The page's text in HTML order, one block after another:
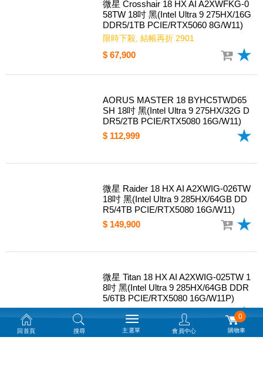
微星 Crosshair 18 HX AI A2XWFKG-0
58TW 18吋 黑(Intel Ultra 9 275HX/16G
DDR5/1TB PCIE/RTX5060 8G/W11)
限時下殺, 結帳再折 2901
$ 67,900
AORUS MASTER 18 BYHC5TWD65
SH 18吋 黑(Intel Ultra 9 275HX/32G D
DR5/2TB PCIE/RTX5080 16G/W11)
$ 112,999
微星 Raider 18 HX AI A2XWIG-026TW
18吋 黑(Intel Ultra 9 285HX/64GB DD
R5/4TB PCIE/RTX5080 16G/W11)
$ 149,900
微星 Titan 18 HX AI A2XWIG-025TW 1
8吋 黑(Intel Ultra 9 285HX/64GB DDR
5/6TB PCIE/RTX5080 16G/W11P)
$ 169,900
回首頁 搜尋 主選單 會員中心
0
購物車